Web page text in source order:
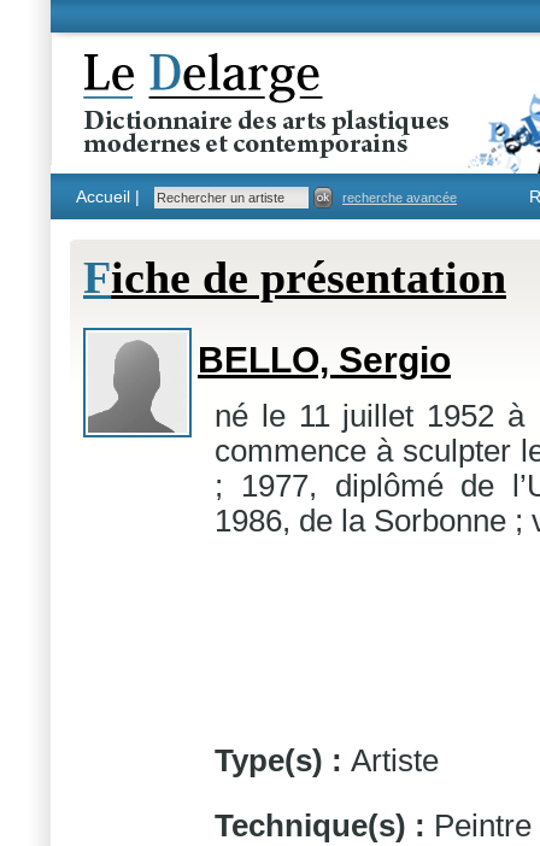
Accueil | recherche avancée
Fiche de présentation
BELLO, Sergio
né le 11 juillet 1952 à
commence à sculpter
; 1977, diplômé de
1986, de la Sorbonne ;
Type(s) : Artiste
Technique(s) : Peintre